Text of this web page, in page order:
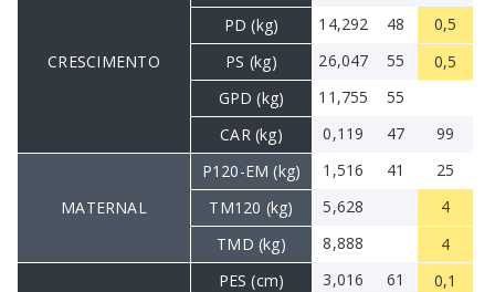
CRESCIMENTO
PD (kg)
14,292 48
0,5
PS (kg)
26,047 55
0,5
GPD (kg)
11,755
55
CAR (kg)
0,119 47 99
MATERNAL
P120-EM (kg) 1,516 41
25
TM120 (kg)
5,628
4
TMD (kg)
8,888 4
PES (cm) 3,016 61
0,1